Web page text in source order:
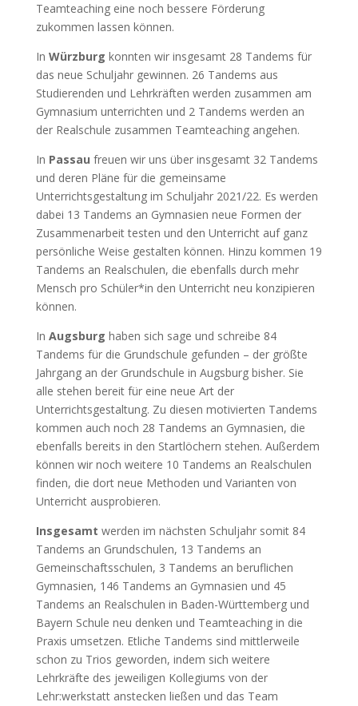
Teamteaching eine noch bessere Förderung
zukommen lassen können.
In Würzburg konnten wir insgesamt 28 Tandems für
das neue Schuljahr gewinnen. 26 Tandems aus
Studierenden und Lehrkräften werden zusammen am
Gymnasium unterrichten und 2 Tandems werden an
der Realschule zusammen Teamteaching angehen.
In Passau freuen wir uns über insgesamt 32 Tandems
und deren Pläne für die gemeinsame
Unterrichtsgestaltung im Schuljahr 2021/22. Es werden
dabei 13 Tandems an Gymnasien neue Formen der
Zusammenarbeit testen und den Unterricht auf ganz
persönliche Weise gestalten können. Hinzu kommen 19
Tandems an Realschulen, die ebenfalls durch mehr
Mensch pro Schüler*in den Unterricht neu konzipieren
können.
In Augsburg haben sich sage und schreibe 84
Tandems für die Grundschule gefunden – der größte
Jahrgang an der Grundschule in Augsburg bisher. Sie
alle stehen bereit für eine neue Art der
Unterrichtsgestaltung. Zu diesen motivierten Tandems
kommen auch noch 28 Tandems an Gymnasien, die
ebenfalls bereits in den Startlöchern stehen. Außerdem
können wir noch weitere 10 Tandems an Realschulen
finden, die dort neue Methoden und Varianten von
Unterricht ausprobieren.
Insgesamt werden im nächsten Schuljahr somit 84
Tandems an Grundschulen, 13 Tandems an
Gemeinschaftsschulen, 3 Tandems an beruflichen
Gymnasien, 146 Tandems an Gymnasien und 45
Tandems an Realschulen in Baden-Württemberg und
Bayern Schule neu denken und Teamteaching in die
Praxis umsetzen. Etliche Tandems sind mittlerweile
schon zu Trios geworden, indem sich weitere
Lehrkräfte des jeweiligen Kollegiums von der
Lehr:werkstatt anstecken ließen und das Team